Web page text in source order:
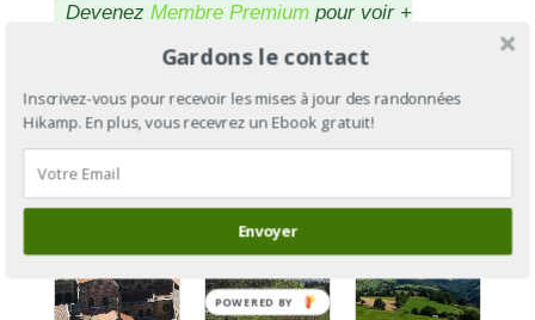
Devenez Membre Premiumpour voir +
d'hébergementsGardons le contact
Inscrivez-vous pour recevoir les mises à jour des randonnées
Hikamp. En plus, vous recevrez un Ebook gratuit!
Envoyer
POWERED BY